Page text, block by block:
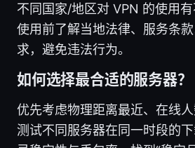
不同国家/地区对 VPN 的使用
使用前了解当地法律、服务条
求，避免违法行为。
如何选择最合适的服务器？
优先考虑物理距离最近、在线人
测试不同服务器在同一时段的